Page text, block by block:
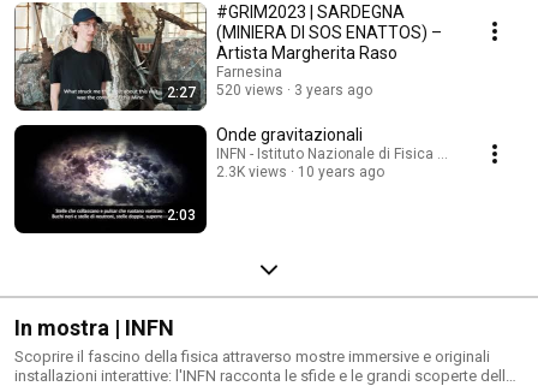
2:27
#GRIM2023 | SARDEGNA
(MINIERA DI SOS ENATTOS) –
Artista Margherita Raso
Farnesina
520 views
3 years ago
2:03
Onde gravitazionali
INFN - Istituto Nazionale di Fisica Nucleare
2.3K views
10 years ago
In mostra | INFN
Scoprire il fascino della fisica attraverso mostre immersive e originali
installazioni interattive: l'INFN racconta le sfide e le grandi scoperte della